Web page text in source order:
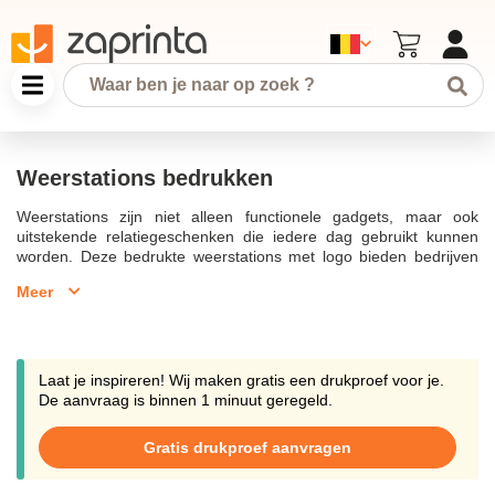
Weerstations bedrukken
Weerstations zijn niet alleen functionele gadgets, maar ook
uitstekende relatiegeschenken die iedere dag gebruikt kunnen
worden. Deze bedrukte weerstations met logo bieden bedrijven
medewerkers. Met een bedrukt weerstation kunt u eenvoudig
bedrukken met bedrijfslogo stelt bedrijven in staat om op te vallen
en hun merk te promoten. Het brede assortiment aan
beschikbare modellen, zoals bamboe en digitale weerstations,
eenvoudig en leuk. Wilt u meer informatie over de mogelijkheden
en prijzen voor bedrukte weerstations? Neem contact op met
onze medewerkers voor ✓ persoonlijk advies ✓ en ontvang een
Meer
Laat je inspireren! Wij maken gratis een drukproef voor je.
De aanvraag is binnen 1 minuut geregeld.
Gratis drukproef aanvragen